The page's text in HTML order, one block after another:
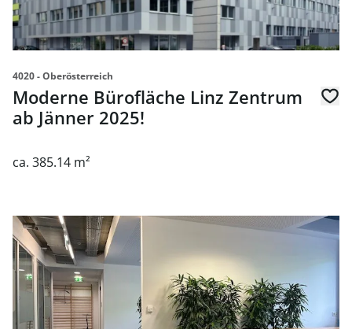
4020 - Oberösterreich
Moderne Bürofläche Linz Zentrum
ab Jänner 2025!
ca. 385.14 m²
link to page Moderne Bürofläche Linz Zentrum ab Jänner